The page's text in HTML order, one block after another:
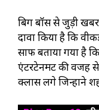
बिग बॉस से जुड़ी
दावा किया है कि
साफ बताया गया है
एंटरटेनमेंट की वजह
क्लास लेंगे जिन्होंने